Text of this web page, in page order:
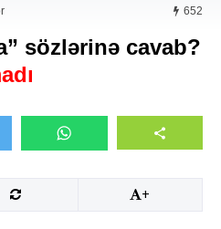
652
sözlərinə cavab?
+